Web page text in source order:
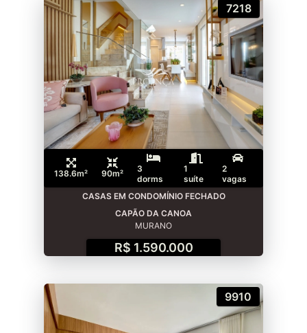
7218
138.6m² 90m²
3
dorms
1
suíte
2
vagas
CASAS EM CONDOMÍNIO FECHADO
CAPÃO DA CANOA
MURANO
R$ 1.590.000
9910